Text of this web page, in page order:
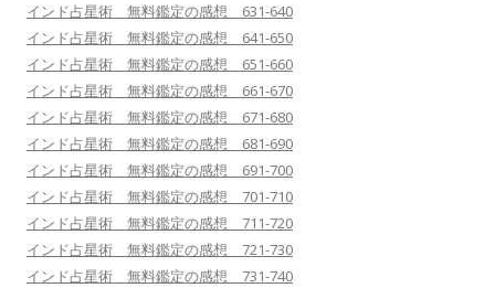
インド占星術 無料鑑定の感想 631-640
インド占星術 無料鑑定の感想 641-650
インド占星術 無料鑑定の感想 651-660
インド占星術 無料鑑定の感想 661-670
インド占星術 無料鑑定の感想 671-680
インド占星術 無料鑑定の感想 681-690
インド占星術 無料鑑定の感想 691-700
インド占星術 無料鑑定の感想 701-710
インド占星術 無料鑑定の感想 711-720
インド占星術 無料鑑定の感想 721-730
インド占星術 無料鑑定の感想 731-740